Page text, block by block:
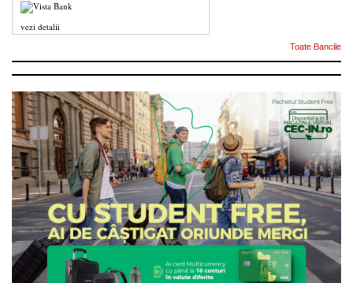
vezi detalii
Toate Bancile